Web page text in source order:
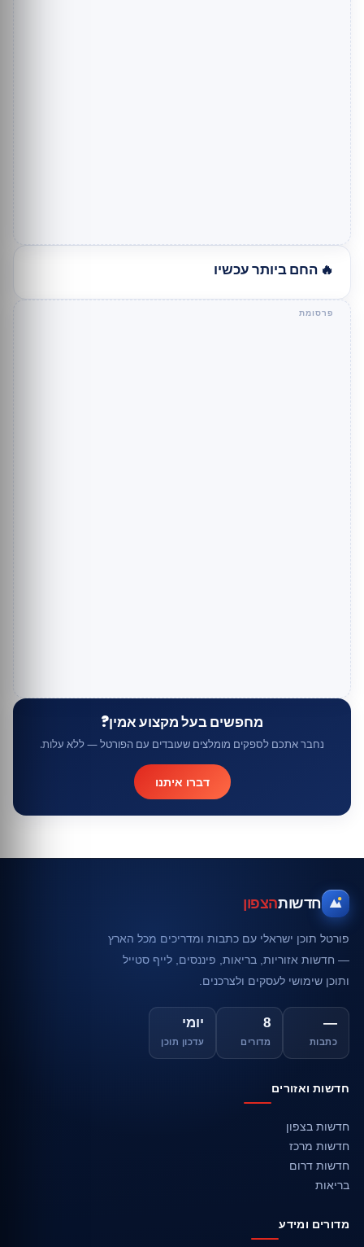
🔥 החם ביותר עכשיו
מחפשים בעל מקצוע אמין?
נחבר אתכם לספקים מומלצים שעובדים עם הפורטל — ללא עלות.
דברו איתנו
חדשותהצפון
פורטל תוכן ישראלי עם כתבות ומדריכים מכל הארץ
— חדשות אזוריות, בריאות, פיננסים, לייף סטייל
ותוכן שימושי לעסקים ולצרכנים.
—
כתבות
8
מדורים
יומי
עדכון תוכן
חדשות ואזורים
חדשות בצפון
חדשות מרכז
חדשות דרום
בריאות
מדורים ומידע